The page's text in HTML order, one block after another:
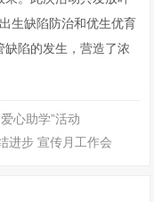
生缺陷防治和优生优育
缺陷的发生，营造了浓
心助学”活动
进步 宣传月工作会